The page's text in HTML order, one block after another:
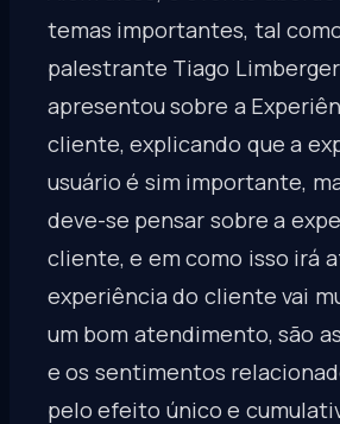
temas importantes, tal
palestrante Tiago
apresentou sobre a
cliente, explicando que a
usuário é sim importante,
deve-se pensar sobre a
cliente, e em como isso irá
experiência do cliente vai
um bom atendimento, são
e os sentimentos
​​pelo efeito único e